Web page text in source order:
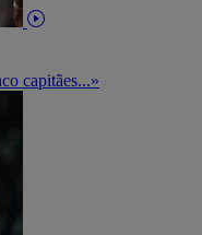
capitães...»